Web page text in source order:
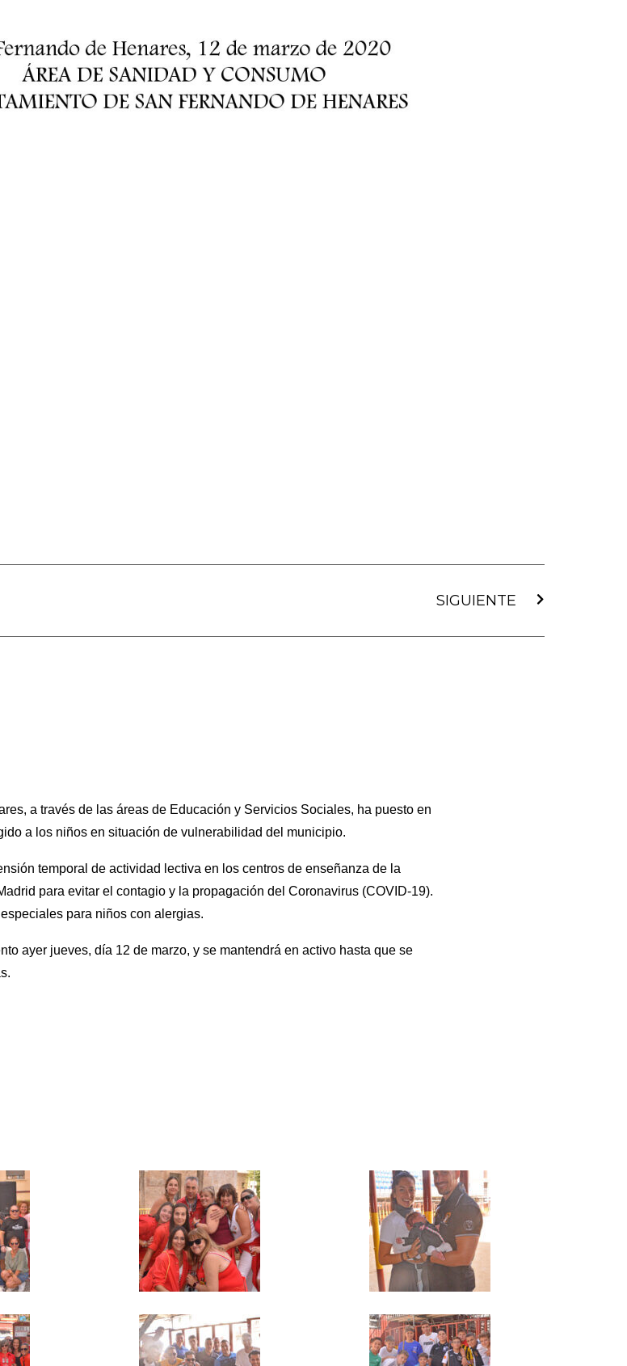
SIGUIENTE
a través de las áreas de Educación y Servicios Sociales, ha puesto en
a los niños en situación de vulnerabilidad del municipio.
temporal de actividad lectiva en los centros de enseñanza de la
para evitar el contagio y la propagación del Coronavirus (COVID-19).
para niños con alergias.
ayer jueves, día 12 de marzo, y se mantendrá en activo hasta que se